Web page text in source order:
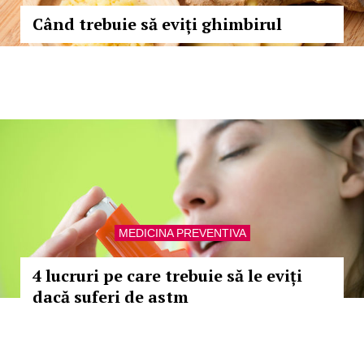
Când trebuie să eviți ghimbirul
MEDICINA PREVENTIVA
4 lucruri pe care trebuie să le eviți
dacă suferi de astm